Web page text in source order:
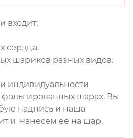
входит:
сердца,
шариков разных видов.
индивидуальности
шарах. Вы
надпись и наша
и нанесем ее на шар.